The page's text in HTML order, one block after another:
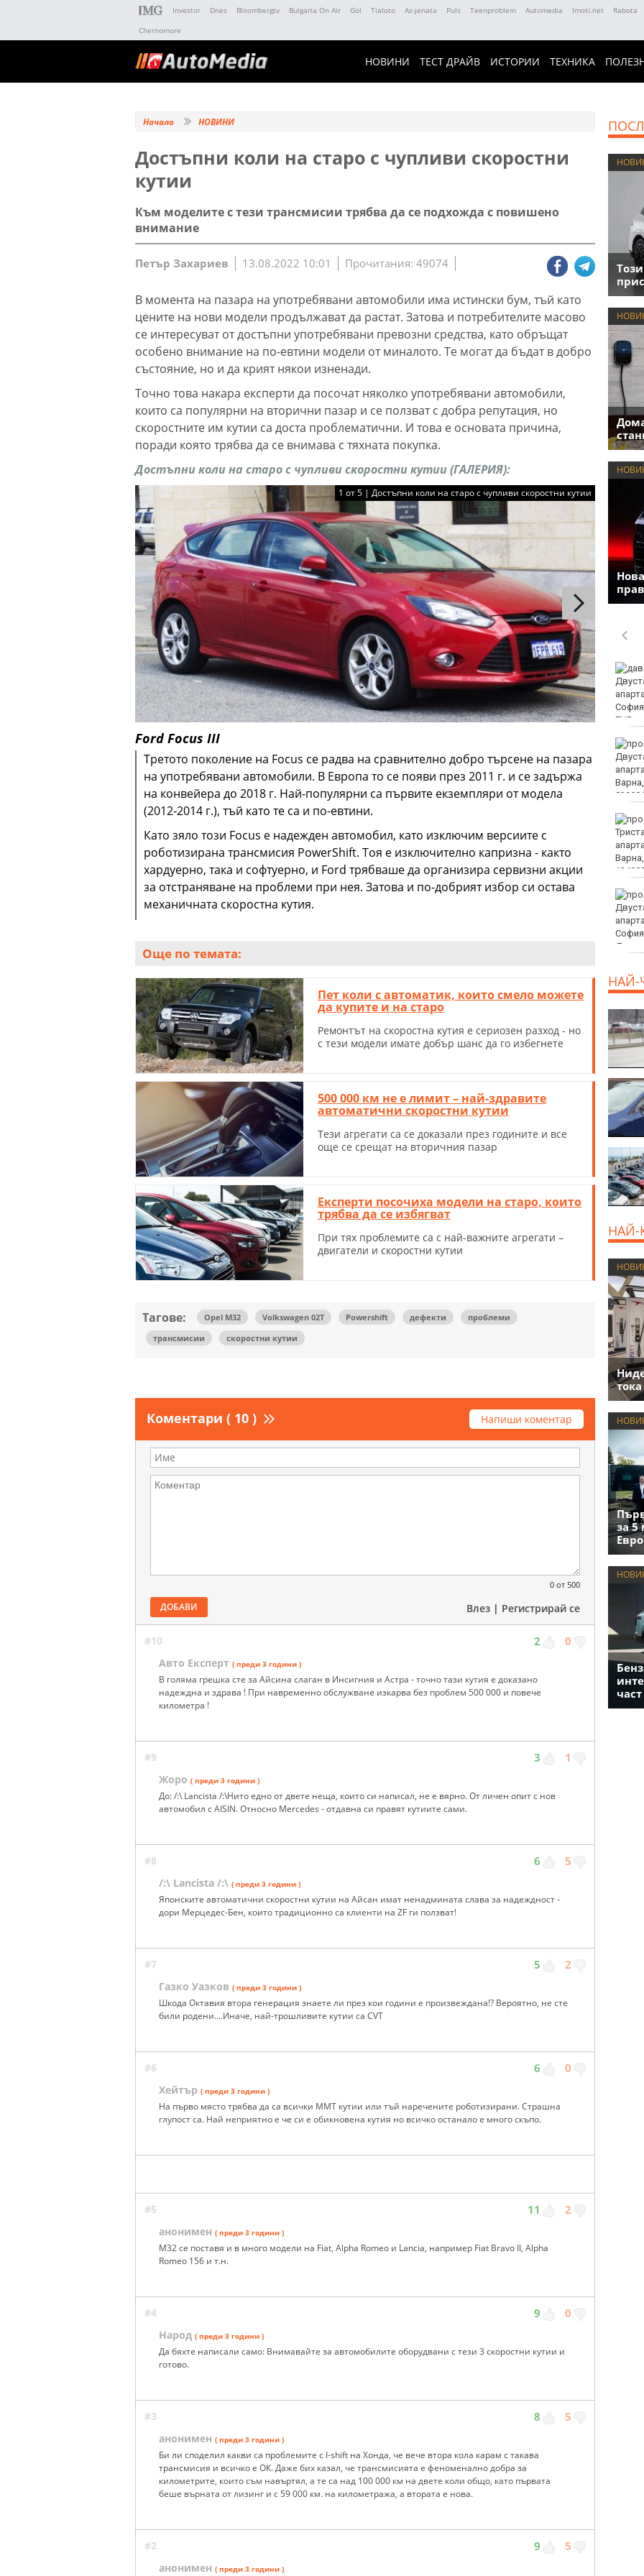
Investor Dnes Bloombergtv Bulgaria On Air Gol Tialoto Az-jenata Puls Teenproblem Automedia Imoti.net Rabota
Chernomore
НОВИНИ ТЕСТ ДРАЙВ ИСТОРИИ ТЕХНИКА
Начало НОВИНИ
Достъпни коли на старо с чупливи скоростни
кутии
Към моделите с тези трансмисии трябва да се подхожда с повишено
внимание
Петър Захариев 13.08.2022 10:01 Прочитания: 49074
В момента на пазара на употребявани автомобили има истински бум, тъй като
цените на нови модели продължават да растат. Затова и потребителите масово
се интересуват от достъпни употребявани превозни средства, като обръщат
особено внимание на по-евтини модели от миналото. Те могат да бъдат в добро
състояние, но и да крият някои изненади.
Точно това накара експерти да посочат няколко употребявани автомобили,
които са популярни на вторични пазар и се ползват с добра репутация, но
скоростните им кутии са доста проблематични. И това е основата причина,
поради която трябва да се внимава с тяхната покупка.
Достъпни коли на старо с чупливи скоростни кутии (ГАЛЕРИЯ):
1 от 5 | Достъпни коли на старо с чупливи скоростни кутии
Ford Focus III
Третото поколение на Focus се радва на сравнително добро търсене на пазара
на употребявани автомобили. В Европа то се появи през 2011 г. и се задържа
на конвейера до 2018 г. Най-популярни са първите екземпляри от модела
(2012-2014 г.), тъй като те са и по-евтини.
Като зяло този Focus е надежден автомобил, като изключим версиите с
роботизирана трансмисия PowerShift. Тоя е изключително капризна - както
хардуерно, така и софтуерно, и Ford трябваше да организира сервизни акции
за отстраняване на проблеми при нея. Затова и по-добрият избор си остава
механичната скоростна кутия.
Още по темата:
Пет коли с автоматик, които смело можете
да купите и на старо
Ремонтът на скоростна кутия е сериозен разход - но
с тези модели имате добър шанс да го избегнете
500 000 км не е лимит – най-здравите
автоматични скоростни кутии
Тези агрегати са се доказали през годините и все
още се срещат на вторичния пазар
Експерти посочиха модели на старо, които
трябва да се избягват
При тях проблемите са с най-важните агрегати –
двигатели и скоростни кутии
Тагове: Opel M32 Volkswagen 02T Powershift дефекти
проблеми
трансмисии
скоростни кутии
Коментари ( 10 ) Напиши коментар
0 от 500
ДОБАВИ Влез | Регистрирай се
#10 2 0
Авто Експерт ( преди 3 години )
В голяма грешка сте за Айсина слаган в Инсигния и Астра - точно тази кутия е доказано
надеждна и здрава ! При навременно обслужване изкарва без проблем 500 000 и повече
километра !
#9 3 1
Жоро ( преди 3 години )
До: /:\ Lancista /:\Нито едно от двете неща, които си написал, не е вярно. От личен опит с нов
автомобил с AISIN. Относно Mercedes - отдавна си правят кутиите сами.
#8 6 5
/:\ Lancista /:\ ( преди 3 години )
Японските автоматични скоростни кутии на Айсан имат ненадмината слава за надеждност -
дори Мерцедес-Бен, които традиционно са клиенти на ZF ги ползват!
#7 5 2
Газко Уазков ( преди 3 години )
Шкода Октавия втора генерация знаете ли през кои години е произвеждана!? Вероятно, не сте
били родени....Иначе, най-трошливите кутии са CVT
#6 6 0
Хейтър ( преди 3 години )
На първо място трябва да са всички ММТ кутии или тъй наречените роботизирани. Страшна
глупост са. Най неприятно е че си е обикновена кутия но всичко останало е много скъпо.
#5 11 2
анонимен ( преди 3 години )
М32 се поставя и в много модели на Fiat, Alpha Romeo и Lancia, например Fiat Bravo II, Alpha
Romeo 156 и т.н.
#4 9 0
Народ ( преди 3 години )
Да бяхте написали само: Внимавайте за автомобилите оборудвани с тези 3 скоростни кутии и
готово.
#3 8 5
анонимен ( преди 3 години )
Би ли споделил какви са проблемите с I-shift на Хонда, че вече втора кола карам с такава
трансмисия и всичко е ОК. Даже бих казал, че трансмисията е феноменално добра за
километрите, които съм навъртял, а те са над 100 000 км на двете коли общо, като първата
беше върната от лизинг и с 59 000 км. на километража, а втората е нова.
#2 9 5
анонимен ( преди 3 години )
Черно море представи
дублиращия си отбор за
посланичката на
Украйна у нас
с кол
Турция ограничава
НАЙ-
НАЙ-
за 5
част